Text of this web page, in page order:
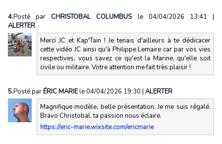
4.Posté parCHRISTOBAL COLUMBUS le 04/04/2026 13:41|
ALERTER
Merci JC et Kap'Tain ! Je tenais d'ailleurs à te dédicacer
cette vidéo JC ainsi qu'à Philippe Lemaire car par vos vies
respectives, vous savez ce qu'est la Marine, qu'elle soit
civile ou militaire. Votre attention me fait très plaisir !
5.Posté parÉRIC MARIEle 04/04/2026 19:30 | ALERTER
Magnifique modèle, belle présentation. Je me suis régalé.
Bravo Christobal, ta passion nous éclaire.
https://eric-marie.wixsite.com/ericmarie